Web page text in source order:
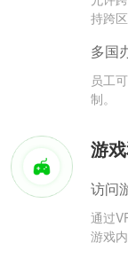
持跨
多国
员工
制。
游
访问
通过
游戏